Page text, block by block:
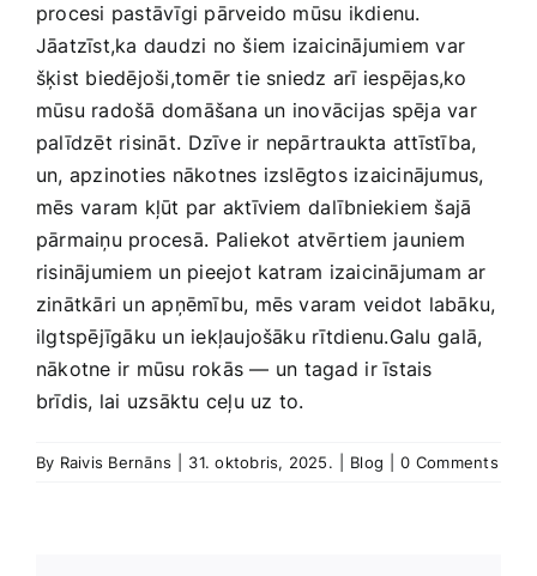
procesi pastāvīgi pārveido mūsu ikdienu.
Jāatzīst,ka daudzi no šiem⁤ izaicinājumiem ‍var
šķist biedējoši,tomēr tie ‍sniedz arī iespējas,ko
mūsu radošā domāšana un⁣ inovācijas ‌spēja var
palīdzēt risināt.⁣ Dzīve ir ​nepārtraukta attīstība,
un, ‌apzinoties‌ nākotnes izslēgtos izaicinājumus,
mēs ⁢varam kļūt par aktīviem ⁣dalībniekiem šajā
pārmaiņu procesā. ⁣Paliekot atvērtiem ‍jauniem
risinājumiem⁢ un pieejot katram izaicinājumam ar
zinātkāri un apņēmību, mēs varam veidot labāku,
​ilgtspējīgāku ‌un iekļaujošāku⁣ rītdienu.Galu ⁣galā,
‍nākotne ir mūsu rokās ‍— un ⁣tagad ⁣ir īstais
‍brīdis, lai uzsāktu ceļu uz to.
By Raivis Bernāns 31. oktobris, 2025. Blog 0 Comments